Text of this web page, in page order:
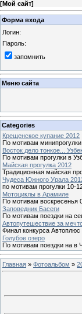
[Мой сайт]
Форма входа
Логин:
Пароль:
запомнить
Меню сайта
Categories
Крещенское купание 2012
По мотивам
Восток дело тонкое...
По мотивам прогулки в
Майская прогулка 2012
Традиционная майская
Чудеса Южного Урала
по мотивам прогулки 10-
Мотоциклы в Арамиле
По мотивам воскресенья
Заповедник Басеги
По мотивам поездки на
Автопутешествие за
Финал конкурса
Голубое озеро
По мотивам поездки на в
Главная » Фотоальбом »